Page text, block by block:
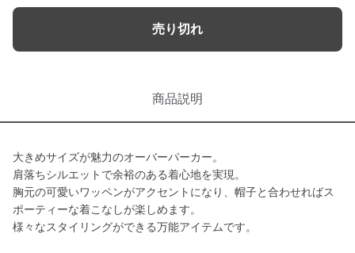
売り切れ
商品説明
大きめサイズが魅力のオーバーパーカー。
肩落ちシルエットで余裕のある着心地を実現。
胸元の可愛いワッペンがアクセントになり、帽子と合わせればス
ポーティーな着こなしが楽しめます。
様々なスタイリングができる万能アイテムです。